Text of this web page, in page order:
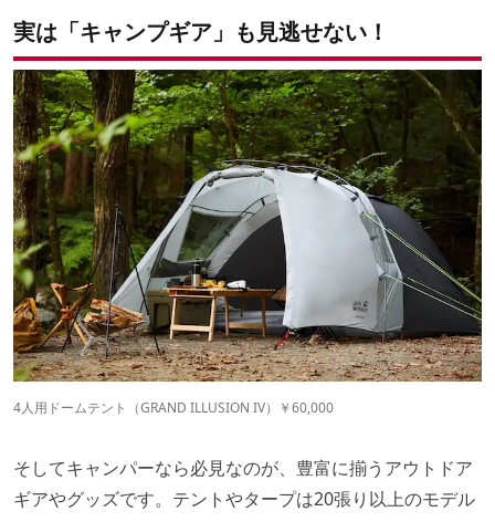
実は「キャンプギア」も見逃せない！
4人用ドームテント（GRAND ILLUSION IV）￥60,000
そしてキャンパーなら必見なのが、豊富に揃うアウトドア
ギアやグッズです。テントやタープは20張り以上のモデル